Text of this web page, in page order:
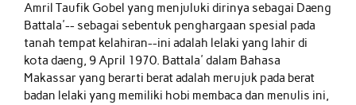
Amril Taufik Gobelyang menjuluki dirinya sebagai Daeng
Battala'-- sebagai sebentuk penghargaan spesial pada
tanah tempat kelahiran--ini adalah lelaki yang lahir di
kota daeng, 9 April 1970. Battala' dalam Bahasa
Makassar yang berarti berat adalah merujuk pada berat
badan lelaki yang memiliki hobi membaca dan menulis ini,